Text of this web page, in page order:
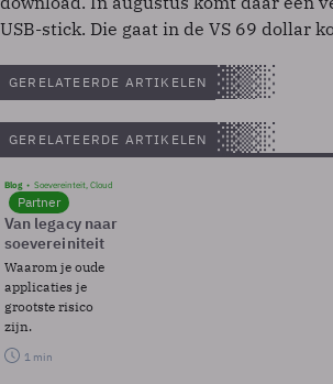
USB-stick. Die gaat in de VS 69 dollar
GERELATEERDE ARTIKELEN
GERELATEERDE ARTIKELEN
Blog Soevereinteit, Cloud
Partner
Van legacy naar
soevereiniteit
Waarom je oude
applicaties je
grootste risico
zijn.
1 min